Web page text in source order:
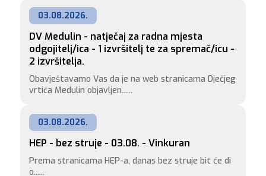
03.08.2026.
DV Medulin - natječaj za radna mjesta
odgojitelj/ica - 1 izvršitelj te za spremač/icu -
2 izvršitelja.
Obavještavamo Vas da je na web stranicama Dječjeg
vrtića Medulin objavljen......
03.08.2026.
HEP - bez struje - 03.08. - Vinkuran
Prema stranicama HEP-a, danas bez struje bit će di
o......